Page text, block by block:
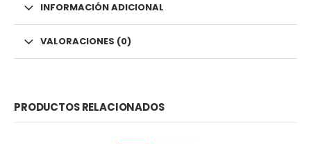
INFORMACIÓN ADICIONAL
VALORACIONES (0)
PRODUCTOS RELACIONADOS